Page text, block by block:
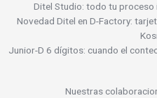
Ditel Studio: todo tu proceso
Novedad Ditel en D-Factory:
Junior-D 6 dígitos: cuando el
Nuestras